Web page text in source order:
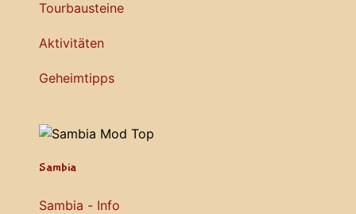
Tourbausteine
Aktivitäten
Geheimtipps
Sambia
Sambia - Info